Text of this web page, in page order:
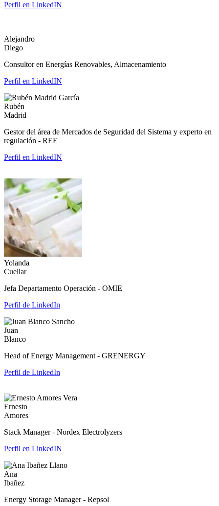
Perfil en LinkedIN
Alejandro
Diego
Consultor en Energías Renovables, Almacenamiento
Perfil en LinkedIN
Rubén
Madrid
Gestor del área de Mercados de Seguridad del Sistema y experto en
regulación - REE
Perfil en LinkedIN
Yolanda
Cuellar
Jefa Departamento Operación - OMIE
Perfil de LinkedIn
Juan
Blanco
Head of Energy Management - GRENERGY
Perfil de LinkedIn
Ernesto
Amores
Stack Manager - Nordex Electrolyzers
Perfil en LinkedIN
Ana
Ibañez
Energy Storage Manager - Repsol